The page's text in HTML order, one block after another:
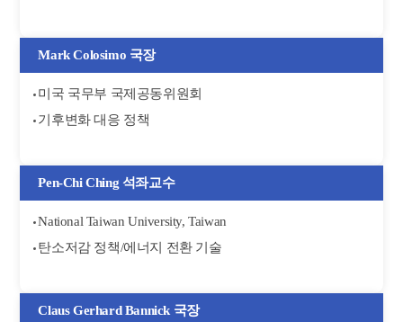
Mark Colosimo 국장
미국 국무부 국제공동위원회
기후변화 대응 정책
Pen-Chi Ching 석좌교수
National Taiwan University, Taiwan
탄소저감 정책/에너지 전환 기술
Claus Gerhard Bannick 국장